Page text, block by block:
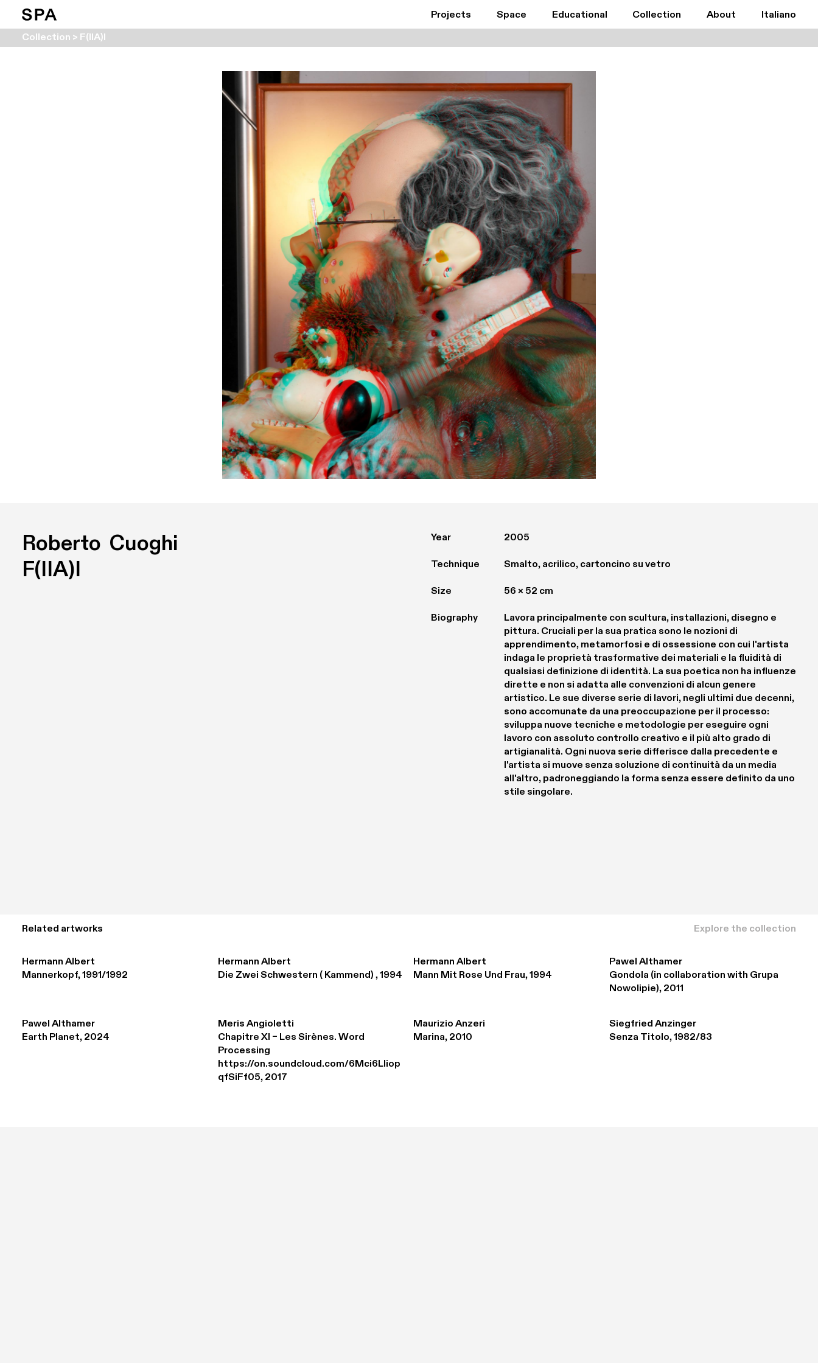
Projects Space Educational Collection About Italiano
Collection > F(IIA)I
Roberto  Cuoghi
F(IIA)I
Year 2005
Technique Smalto, acrilico, cartoncino su vetro
Size 56 × 52 cm
Biography
Lavora principalmente con scultura, installazioni, disegno e
pittura. Cruciali per la sua pratica sono le nozioni di
apprendimento, metamorfosi e di ossessione con cui l'artista
indaga le proprietà trasformative dei materiali e la fluidità di
qualsiasi definizione di identità. La sua poetica non ha influenze
dirette e non si adatta alle convenzioni di alcun genere
artistico. Le sue diverse serie di lavori, negli ultimi due decenni,
sono accomunate da una preoccupazione per il processo:
sviluppa nuove tecniche e metodologie per eseguire ogni
lavoro con assoluto controllo creativo e il più alto grado di
artigianalità. Ogni nuova serie differisce dalla precedente e
l'artista si muove senza soluzione di continuità da un media
all'altro, padroneggiando la forma senza essere definito da uno
stile singolare.
Related artworks Explore the collection
Hermann Albert
Mannerkopf, 1991/1992
Hermann Albert
Die Zwei Schwestern ( Kammend) , 1994
Hermann Albert
Mann Mit Rose Und Frau, 1994
Pawel Althamer
Gondola (in collaboration with Grupa
Nowolipie), 2011
Pawel Althamer
Earth Planet, 2024
Meris Angioletti
Chapitre XI – Les Sirènes. Word
Processing
https://on.soundcloud.com/6Mci6Lliop
qfSiFf05, 2017
Maurizio Anzeri
Marina, 2010
Siegfried Anzinger
Senza Titolo, 1982/83